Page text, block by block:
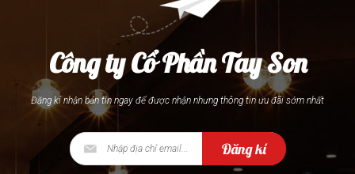
Công ty Cổ Phần Tay Son
Đăng kí nhận bản tin ngay để được nhận nhưng thông tin ưu đãi sớm nhất
Đăng kí